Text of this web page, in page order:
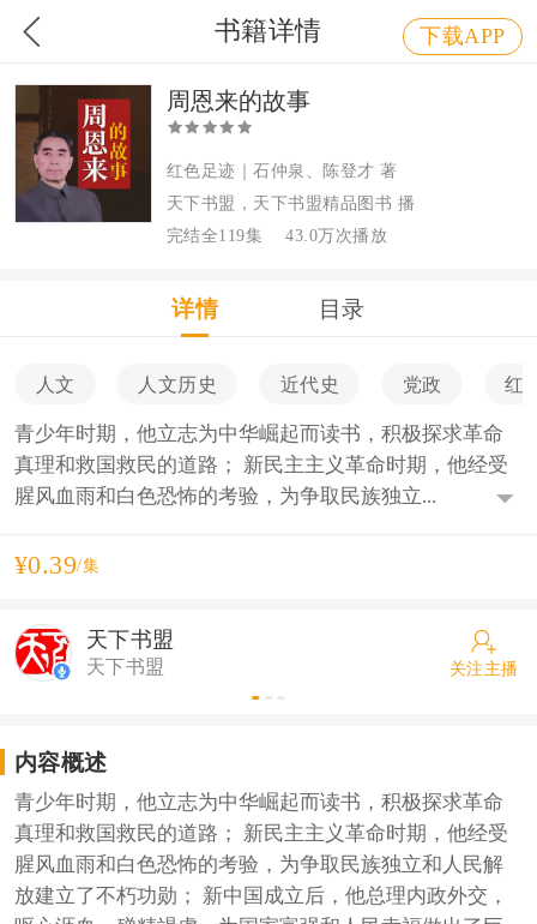
书籍详情 下载APP
周恩来的故事
红色足迹｜石仲泉、陈登才 著
天下书盟，天下书盟精品图书 播
完结全119集
43.0万次播放
详情 目录
人文 人文历史 近代史 党政 红
青少年时期，他立志为中华崛起而读书，积极探求革命
真理和救国救民的道路； 新民主主义革命时期，他经受
腥风血雨和白色恐怖的考验，为争取民族独立...
¥0.39/集
天下书盟
天下书盟 关注主播
内容概述
青少年时期，他立志为中华崛起而读书，积极探求革命
真理和救国救民的道路； 新民主主义革命时期，他经受
腥风血雨和白色恐怖的考验，为争取民族独立和人民解
放建立了不朽功勋； 新中国成立后，他总理内政外交，